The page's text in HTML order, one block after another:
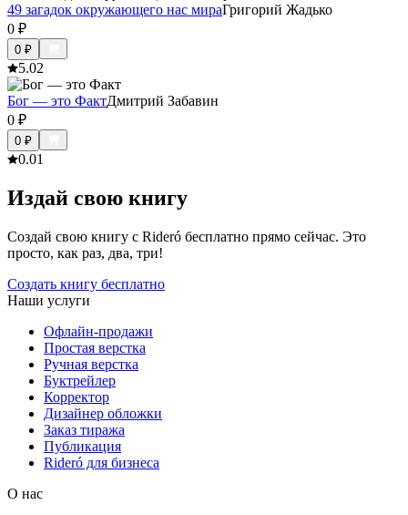
49 загадок окружающего нас мираГригорий Жадько
0 ₽
0 ₽
5.02
Бог — это ФактДмитрий Забавин
0 ₽
0 ₽
0.01
Издай свою книгу
Создай свою книгу с Rideró бесплатно прямо сейчас. Это
просто, как раз, два, три!
Создать книгу бесплатно
Наши услуги
Офлайн-продажи
Простая верстка
Ручная верстка
Буктрейлер
Корректор
Дизайнер обложки
Заказ тиража
Публикация
Rideró для бизнеса
О нас